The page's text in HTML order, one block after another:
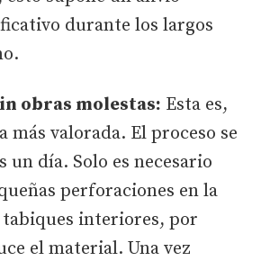
durante los largos
obras molestas: Esta es,
más valorada. El proceso se
un día. Solo es necesario
perforaciones en la
tabiques interiores, por
el material. Una vez